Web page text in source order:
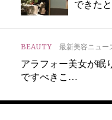
できた
BEAUTY 最新美容ニュー
アラフォー美女が眠
ですべきこ…